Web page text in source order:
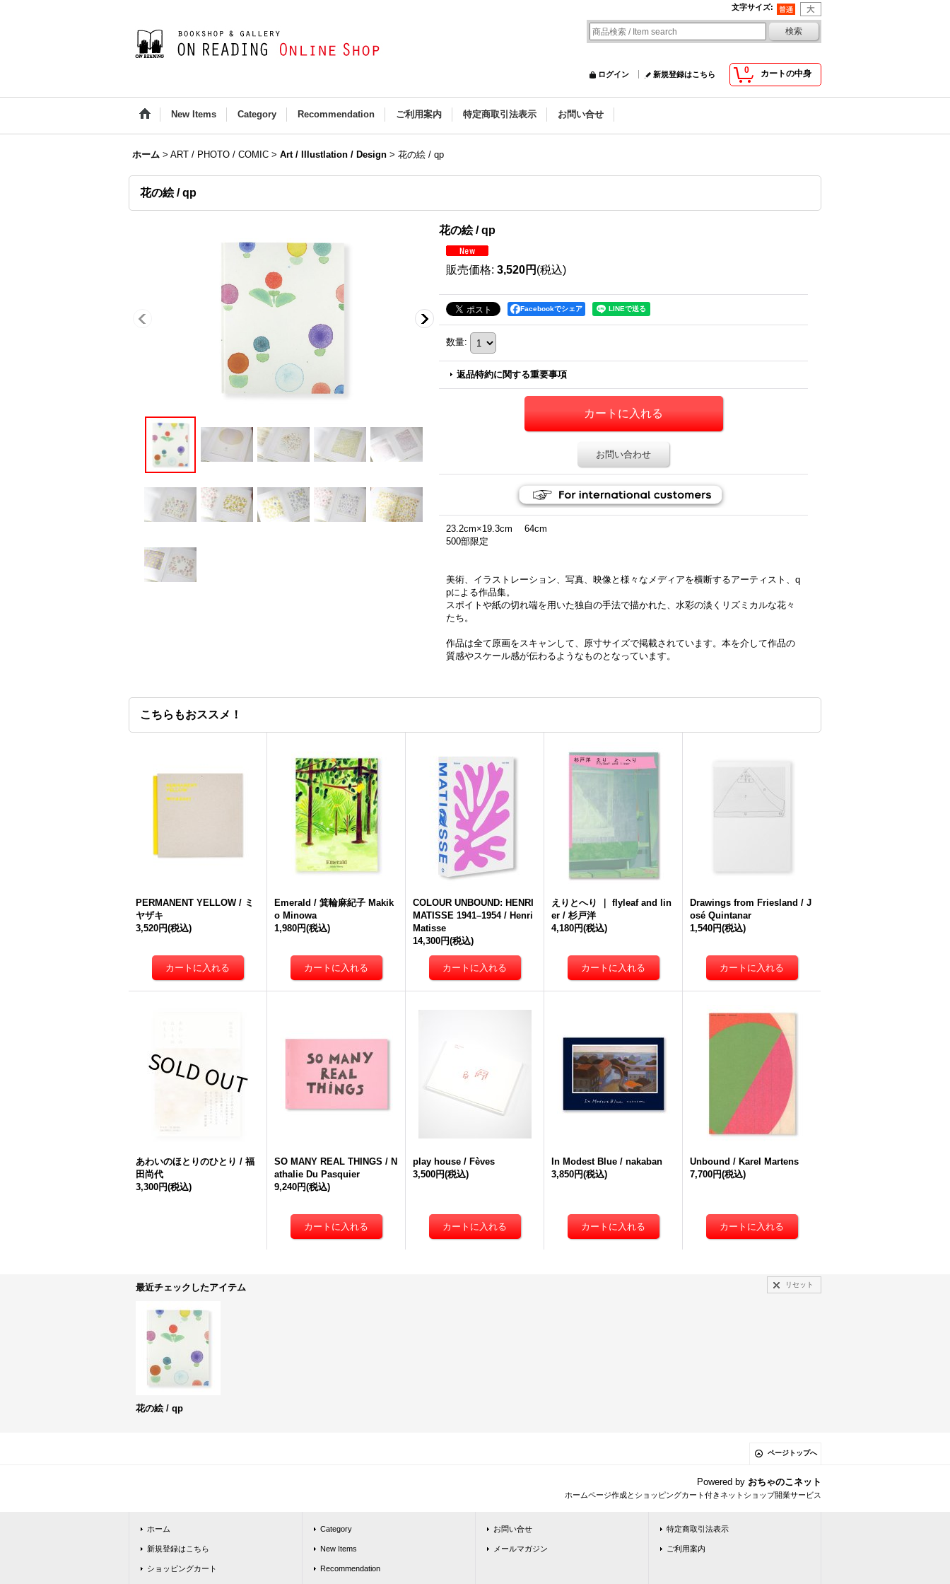
文字サイズ:
0 カートの中身
ログイン 新規登録はこちら
New Items Category Recommendation ご利用案内 特定商取引法表示 お問い合せ
ホーム > ART / PHOTO / COMIC > Art / Illustlation / Design > 花の絵 / qp
花の絵 / qp
花の絵 / qp
販売価格: 3,520円 (税込)
Facebookでシェア
数量:
返品特約に関する重要事項
お問い合わせ
23.2cm×19.3cm 64cm
500部限定
美術、イラストレーション、写真、映像と様々なメディアを横断するアーティスト、q
pによる作品集。
スポイトや紙の切れ端を用いた独自の手法で描かれた、水彩の淡くリズミカルな花々
たち。
作品は全て原画をスキャンして、原寸サイズで掲載されています。本を介して作品の
質感やスケール感が伝わるようなものとなっています。
こちらもおススメ！
PERMANENT YELLOW / ミ
ヤザキ
3,520円(税込)
Emerald / 箕輪麻紀子 Makik
o Minowa
1,980円(税込)
COLOUR UNBOUND: HENRI
MATISSE 1941–1954 / Henri
Matisse
14,300円(税込)
えりとへり ｜ flyleaf and lin
er / 杉戸洋
4,180円(税込)
Drawings from Friesland / J
osé Quintanar
1,540円(税込)
あわいのほとりのひとり / 福
田尚代
3,300円(税込)
SO MANY REAL THINGS / N
athalie Du Pasquier
9,240円(税込)
play house / Fèves
3,500円(税込)
In Modest Blue / nakaban
3,850円(税込)
Unbound / Karel Martens
7,700円(税込)
最近チェックしたアイテム リセット
花の絵 / qp
ページトップへ
Powered by おちゃのこネット
ホームページ作成とショッピングカート付きネットショップ開業サービス
ホーム
新規登録はこちら
ショッピングカート
Category
New Items
Recommendation
お問い合せ
メールマガジン
特定商取引法表示
ご利用案内